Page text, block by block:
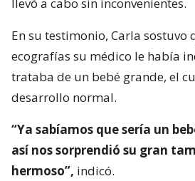
En su testimonio, Carla sostuvo
ecografías su médico le había
trataba de un bebé grande, el
desarrollo normal.
“Ya sabíamos que sería un
así nos sorprendió su gran
hermoso”, indicó.